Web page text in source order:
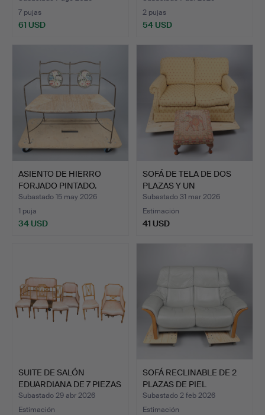
7 pujas
61 USD
2 pujas
54 USD
ASIENTO DE HIERRO
FORJADO PINTADO.
Subastado 15 may 2026
1 puja
34 USD
SOFÁ DE TELA DE DOS
PLAZAS Y UN
REPOSAPIÉS…
Subastado 31 mar 2026
Estimación
41 USD
SUITE DE SALÓN
EDUARDIANA DE 7 PIEZAS
CON …
Subastado 29 abr 2026
Estimación
SOFÁ RECLINABLE DE 2
PLAZAS DE PIEL
EKORNE…
Subastado 2 feb 2026
Estimación